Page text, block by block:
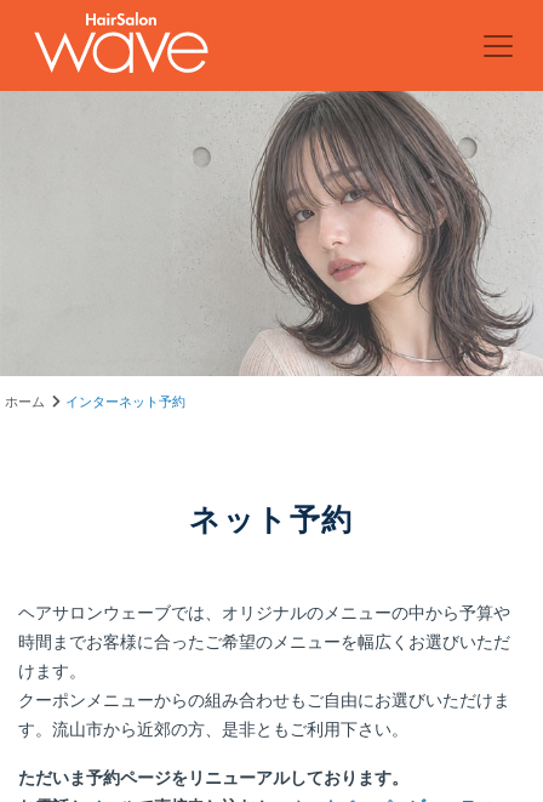
ホーム インターネット予約
ネット予約
ヘアサロンウェーブでは、オリジナルのメニューの中から予算や
時間までお客様に合ったご希望のメニューを幅広くお選びいただ
けます。
クーポンメニューからの組み合わせもご自由にお選びいただけま
す。流山市から近郊の方、是非ともご利用下さい。
ただいま予約ページをリニューアルしております。